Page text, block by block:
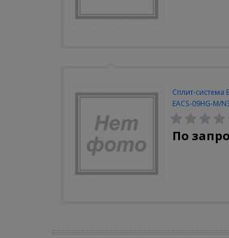
Сплит-система
EACS-09HG-M/
По